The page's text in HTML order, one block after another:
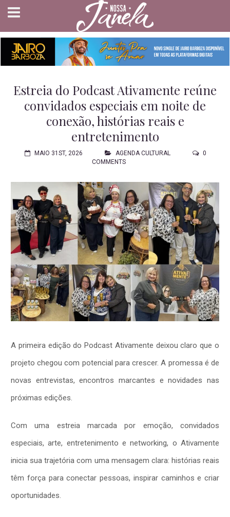
Estreia do Podcast Ativamente reúne
convidados especiais em noite de
conexão, histórias reais e
entretenimento
MAIO 31ST, 2026 AGENDA CULTURAL
0
COMMENTS
A primeira edição do Podcast Ativamente deixou claro que o
projeto chegou com potencial para crescer. A promessa é de
novas entrevistas, encontros marcantes e novidades nas
próximas edições.
Com uma estreia marcada por emoção, convidados
especiais, arte, entretenimento e networking, o Ativamente
inicia sua trajetória com uma mensagem clara: histórias reais
têm força para conectar pessoas, inspirar caminhos e criar
oportunidades.